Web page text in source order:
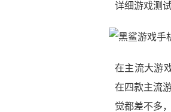
详细游戏测
在主流大游
在四款主流
觉都差不多